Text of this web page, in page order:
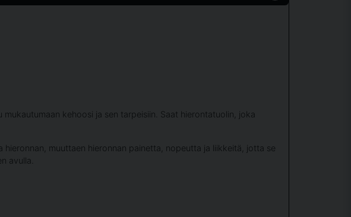
kehoosi ja sen tarpeisiin. Saat hierontatuolin, joka
muuttaen hieronnan painetta, nopeutta ja liikkeitä, jotta se
avulla.